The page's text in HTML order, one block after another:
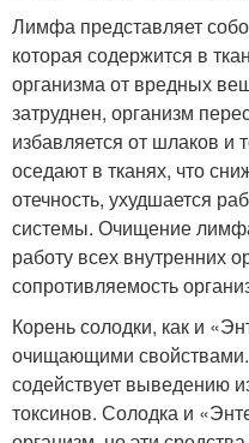
Лимфа представляет
которая содержится в
организма от вредных
затруднен, организм
избавляется от шлаков
оседают в тканях, что
отечность, ухудшается
системы. Очищение
работу всех внутренних
сопротивляемость
Корень солодки, как и
очищающими
содействует выведению
токсинов. Солодка и